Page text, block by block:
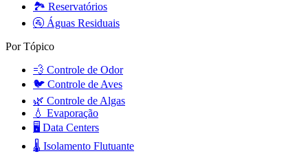
🏞️ Reservatórios
🚰 Águas Residuais
Por Tópico
💨 Controle de Odor
🐦 Controle de Aves
🌿 Controle de Algas
💧 Evaporação
🖥️ Data Centers
🌡️ Isolamento Flutuante